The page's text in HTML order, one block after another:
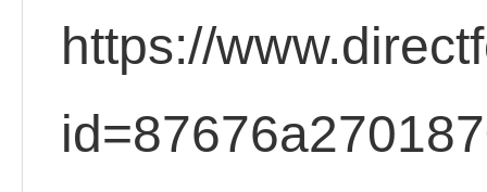
https://